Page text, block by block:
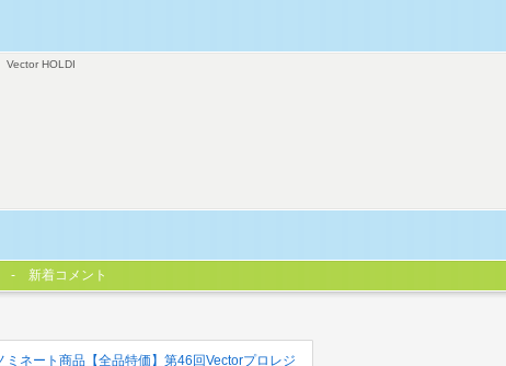
Vector HOLDI
新着コメント